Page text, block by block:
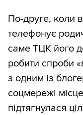
По-друге, коли
телефонує
саме ТЦК його
робити спроби
з одним із
соцмережі
підтягнулася